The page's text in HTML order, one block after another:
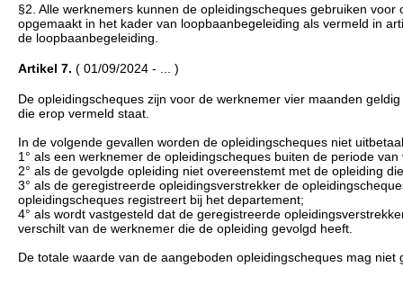
§2. Alle werknemers kunnen de opleidingscheques gebruiken
opgemaakt in het kader van loopbaanbegeleiding als vermeld in
de loopbaanbegeleiding.
Artikel 7. ( 01/09/2024 - ... )
De opleidingscheques zijn voor de werknemer vier maanden
die erop vermeld staat.
In de volgende gevallen worden de opleidingscheques niet
1° als een werknemer de opleidingscheques buiten de periode
2° als de gevolgde opleiding niet overeenstemt met de opleiding
3° als de geregistreerde opleidingsverstrekker de
opleidingscheques registreert bij het departement;
4° als wordt vastgesteld dat de geregistreerde
verschilt van de werknemer die de opleiding gevolgd heeft.
De totale waarde van de aangeboden opleidingscheques mag